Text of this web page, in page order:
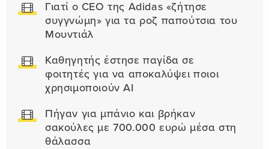
Γιατί ο CEO της Adidas «ζήτησε
συγγνώμη» για τα ροζ παπούτσια του
Μουντιάλ
Καθηγητής έστησε παγίδα σε
φοιτητές για να αποκαλύψει ποιοι
χρησιμοποιούν AI
Πήγαν για μπάνιο και βρήκαν
σακούλες με 700.000 ευρώ μέσα στη
θάλασσα